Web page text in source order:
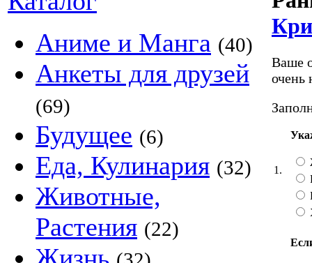
Аниме и Манга (40)
Анкеты для друзей
(69)
Будущее (6)
Еда, Кулинария (32)
Животные,
Растения (22)
Ваше
очень
1.